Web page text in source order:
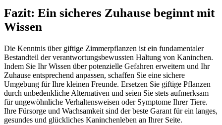
Fazit: Ein sicheres Zuhause beginnt mit
Wissen
Die Kenntnis über giftige Zimmerpflanzen ist ein fundamentaler
Bestandteil der verantwortungsbewussten Haltung von Kaninchen.
Indem Sie Ihr Wissen über potenzielle Gefahren erweitern und Ihr
Zuhause entsprechend anpassen, schaffen Sie eine sichere
Umgebung für Ihre kleinen Freunde. Ersetzen Sie giftige Pflanzen
durch unbedenkliche Alternativen und seien Sie stets aufmerksam
für ungewöhnliche Verhaltensweisen oder Symptome Ihrer Tiere.
Ihre Fürsorge und Wachsamkeit sind der beste Garant für ein langes,
gesundes und glückliches Kaninchenleben an Ihrer Seite.